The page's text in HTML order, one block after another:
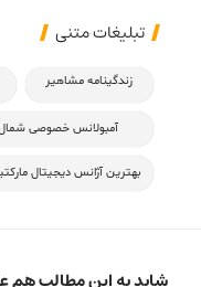
تبلیغات متنی
زندگینامه مشاهیر
آمبولانس خصوصی شمال
بهترین آژانس دیجیتال
شاید به این مطالب هم